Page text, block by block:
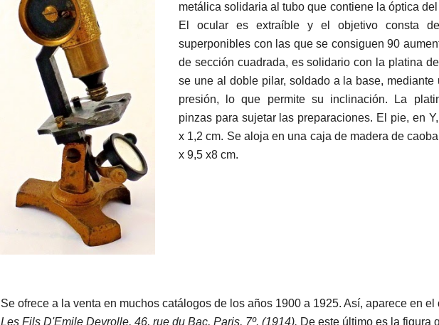
metálica solidaria al tubo que contiene la óptica
El ocular es extraíble y el objetivo consta
superponibles con las que se consiguen 90
de sección cuadrada, es solidario con la platina
se une al doble pilar, soldado a la base, mediante
presión, lo que permite su inclinación. La
pinzas para sujetar las preparaciones. El pie, en
x 1,2 cm. Se aloja en una caja de madera de
x 9,5 x8 cm.
Se ofrece a la venta en muchos catálogos de los años 1900 a 1925. Así, aparece en
Les Fils D'Emile Deyrolle, 46, rue du Bac, Paris, 7º. (1914). De este último es la figura